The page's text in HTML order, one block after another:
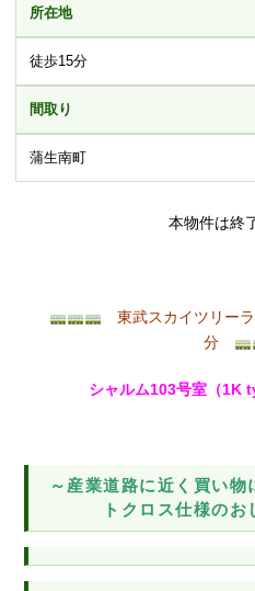
所在地
徒歩15分
間取り
蒲生南町
本物件は終
東武スカイツリー
分
シャルム103号室（1K
～産業道路に近く買い
トクロス仕様のお